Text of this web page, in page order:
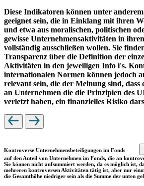
Diese Indikatoren können unter
geeignet sein, die in Einklang mit ihren
und etwa aus moralischen, politischen
gewisse Unternehmensaktivitäten in
vollständig ausschließen wollen. Sie
Transparenz über die Definition der
Aktivitäten in den jeweiligen Info i's.
internationalen Normen können jedoch
relevant sein, die der Meinung sind,
an Unternehmen die die Prinzipien des
verletzt haben, ein finanzielles Risiko
Kontroverse Unternehmensbeteiligungen im Fonds
auf den Anteil von Unternehmen im Fonds, die an
Sie können nicht aufsummiert werden, da es möglich ist,
mehreren kontroversen Aktivitäten tätig ist, aber nur
die Gesamthöhe niedriger sein als die Summe der unten